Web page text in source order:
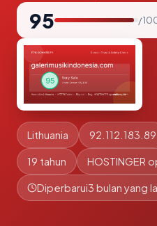
95 /
Lithuania 92.112.183.89
19 tahun HOSTINGER
Diperbarui3 bulan yang